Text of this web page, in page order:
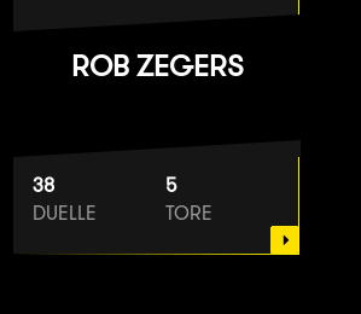
ROB ZEGERS
38
DUELLE
5
TORE